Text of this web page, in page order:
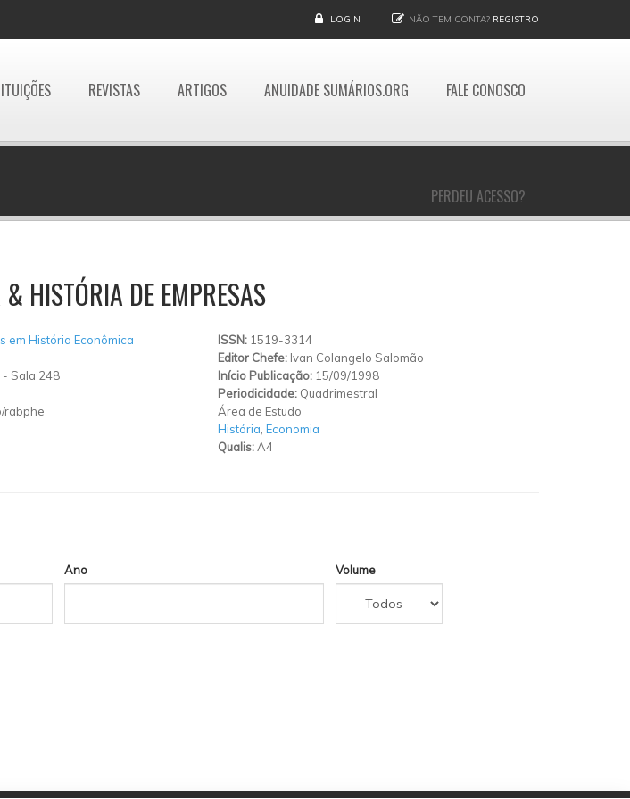
LOGIN NÃO TEM CONTA? REGISTRO
REVISTAS ARTIGOS ANUIDADE SUMÁRIOS.ORG FALE CONOSCO
PERDEU ACESSO?
HISTÓRIA DE EMPRESAS
em História Econômica
- Sala 248
rabphe
ISSN: 1519-3314
Editor Chefe: Ivan Colangelo Salomão
Início Publicação: 15/09/1998
Periodicidade: Quadrimestral
Área de Estudo
História Economia
Qualis:A4
Ano Volume